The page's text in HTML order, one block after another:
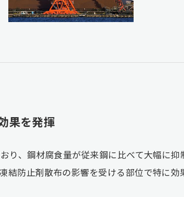
果を発揮
り、鋼材腐食量が従来鋼に比べて大幅に抑
結防止剤散布の影響を受ける部位で特に効